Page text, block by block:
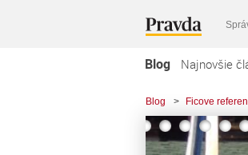
Blog Najnovšie
Blog > Ficove